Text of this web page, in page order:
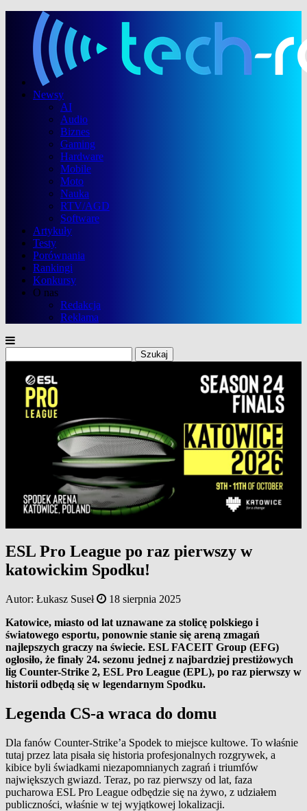
Newsy
AI
Audio
Biznes
Gaming
Hardware
Mobile
Moto
Nauka
RTV/AGD
Software
Artykuły
Testy
Porównania
Rankingi
Konkursy
O nas
Redakcja
Reklama
ESL Pro League po raz pierwszy w
katowickim Spodku!
Autor: Łukasz Suseł
18 sierpnia 2025
Katowice, miasto od lat uznawane za stolicę polskiego i
światowego esportu, ponownie stanie się areną zmagań
najlepszych graczy na świecie. ESL FACEIT Group (EFG)
ogłosiło, że finały 24. sezonu jednej z najbardziej prestiżowych
lig Counter-Strike 2, ESL Pro League (EPL), po raz pierwszy w
historii odbędą się w legendarnym Spodku.
Legenda CS-a wraca do domu
Dla fanów Counter-Strike’a Spodek to miejsce kultowe. To właśnie
tutaj przez lata pisała się historia profesjonalnych rozgrywek, a
kibice byli świadkami niezapomnianych zagrań i triumfów
największych gwiazd. Teraz, po raz pierwszy od lat, faza
pucharowa ESL Pro League odbędzie się na żywo, z udziałem
publiczności, właśnie w tej wyjątkowej lokalizacji.